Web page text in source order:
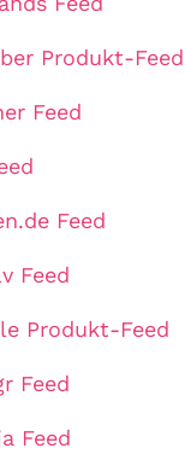
Produkt-Feed
Feed
Feed
Feed
Produkt-Feed
Feed
Feed